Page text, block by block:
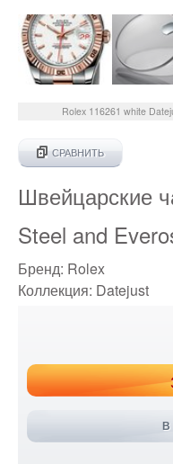
Rolex 116261 white
СРАВНИТЬ
Швейцарские
Steel and
Бренд: Rolex
Коллекция: Datejust
В